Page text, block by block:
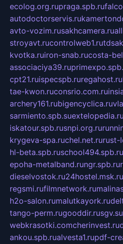
ecolog.org.rupraga.spb.ru
autodoctorservis.ru
avto-vozim.rusakhcamera.ru
stroyavt.rucontrolweb1.ru
kvotka.ruiron-snab.rucosta-
associaciya39.ru
cpt21.ruispecspb.ruregahost.ru
tae-kwon.ruconsrio.com.ru
archery161.rubigencyclica.ru
sarmiento.spb.suextelopedia.ru
iskatour.spb.rusnpi.org.ru
krygeva-spa.ruchel.net.rurust-
hl-beta.spb.ruschool494.spb.ru
epoha-metalband.rungr.spb.ru
dieselvostok.ru24hostel.msk.ru
regsmi.rufilmnetwork.ru
h2o-salon.rumalutkayork.ru
tango-perm.rugooddir.rusgv.su
webkrasotki.comcherinvest.ru
ankou.spb.rualvesta1.rupdf-